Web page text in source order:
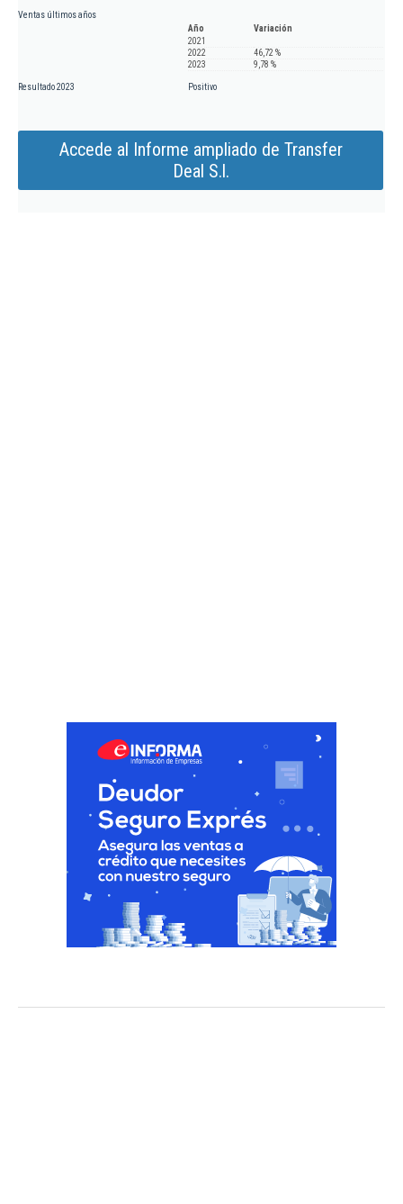
Ventas últimos años
Año
Variación
2021
2022
46,72 %
2023
9,78 %
Resultado 2023 Positivo
Accede al Informe ampliado de Transfer
Deal S.l.